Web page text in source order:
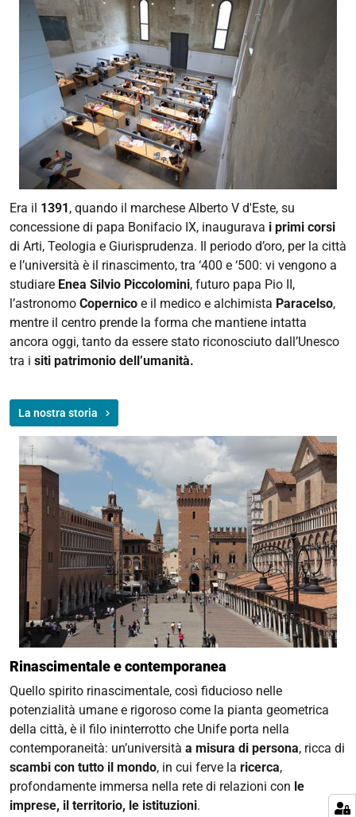
Era il 1391, quando il marchese Alberto V d'Este, su
concessione di papa Bonifacio IX, inaugurava i primi corsi
di Arti, Teologia e Giurisprudenza. Il periodo d’oro, per la città
e l’università è il rinascimento, tra ‘400 e ‘500: vi vengono a
studiare Enea Silvio Piccolomini, futuro papa Pio II,
l’astronomo Copernico e il medico e alchimista Paracelso,
mentre il centro prende la forma che mantiene intatta
ancora oggi, tanto da essere stato riconosciuto dall’Unesco
tra i siti patrimonio dell’umanità.
La nostra storia
Rinascimentale e contemporanea
Quello spirito rinascimentale, così fiducioso nelle
potenzialità umane e rigoroso come la pianta geometrica
della città, è il filo ininterrotto che Unife porta nella
contemporaneità: un’università a misura di persona, ricca di
scambi con tutto il mondo, in cui ferve la ricerca,
profondamente immersa nella rete di relazioni con le
imprese, il territorio, le istituzioni.